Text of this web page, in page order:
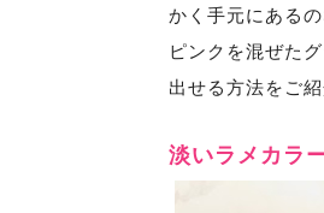
かく手元にあるの
ピンクを混ぜた
出せる方法をご
淡いラメカラ